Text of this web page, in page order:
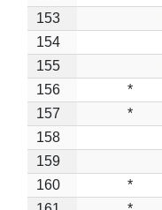
153
154
155
156
*
157
*
158
159
160
*